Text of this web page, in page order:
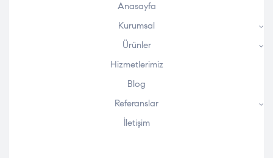
Anasayfa
Kurumsal
Ürünler
Hizmetlerimiz
Blog
Referanslar
İletişim